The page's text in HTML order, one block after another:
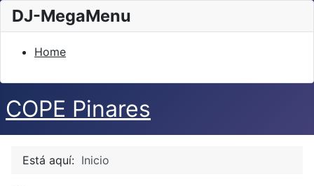
DJ-MegaMenu
Home
COPE Pinares
Está aquí: Inicio